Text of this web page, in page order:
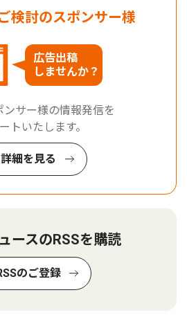
検討のスポンサー様
広告出稿
しませんか？
ンサー様の情報発信を
トいたします。
詳細を見る
ースのRSSを購読
のご登録